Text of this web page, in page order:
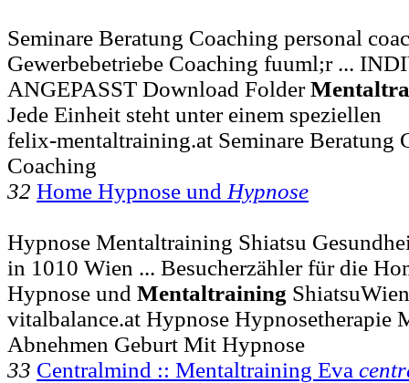
Seminare Beratung Coaching personal
Gewerbebetriebe Coaching fuuml;r ...
ANGEPASST Download Folder
Jede Einheit steht unter einem speziellen
felix-mentaltraining.at Seminare Beratung
Coaching
32 Home Hypnose und Hypnose
Hypnose Mentaltraining Shiatsu
in 1010 Wien ... Besucherzähler für die
Hypnose und Mentaltraining
vitalbalance.at Hypnose Hypnosetherapie
Abnehmen Geburt Mit Hypnose
33 Centralmind :: Mentaltraining Eva